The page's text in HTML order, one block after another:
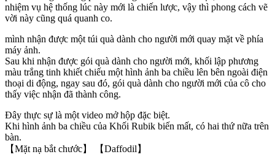
nhiệm vụ hệ thống lúc này mới là chiến lược, vậy thì phong cách vẽ
vời này cũng quá quanh co.
mình nhận được một túi quà dành cho người mới quay mặt về phía
máy ảnh.
Sau khi nhận được gói quà dành cho người mới, khối lập phương
màu trắng tinh khiết chiếu một hình ảnh ba chiều lên bên ngoài điện
thoại di động, ngay sau đó, gói quà dành cho người mới của cô cho
thấy việc nhận đã thành công.
Đây thực sự là một video mở hộp đặc biệt.
Khi hình ảnh ba chiều của Khối Rubik biến mất, có hai thứ nữa trên
bàn.
【Mặt nạ bắt chước】 【Daffodil】